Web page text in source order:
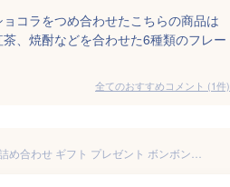
コラをつめ合わせたこちらの商品は
、焼酎などを合わせた6種類のフレー
全てのおすすめコメント (1件)